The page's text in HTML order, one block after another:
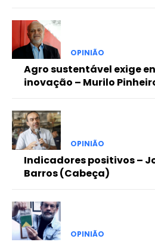
OPINIÃO
Agro sustentável exige
inovação – Murilo
OPINIÃO
Indicadores positivos –
Barros (Cabeça)
OPINIÃO